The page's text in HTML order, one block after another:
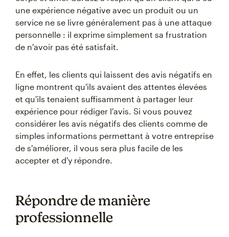
une expérience négative avec un produit ou un
service ne se livre généralement pas à une attaque
personnelle : il exprime simplement sa frustration
de n'avoir pas été satisfait.
En effet, les clients qui laissent des avis négatifs en
ligne montrent qu'ils avaient des attentes élevées
et qu'ils tenaient suffisamment à partager leur
expérience pour rédiger l'avis. Si vous pouvez
considérer les avis négatifs des clients comme de
simples informations permettant à votre entreprise
de s'améliorer, il vous sera plus facile de les
accepter et d'y répondre.
Répondre de manière
professionnelle